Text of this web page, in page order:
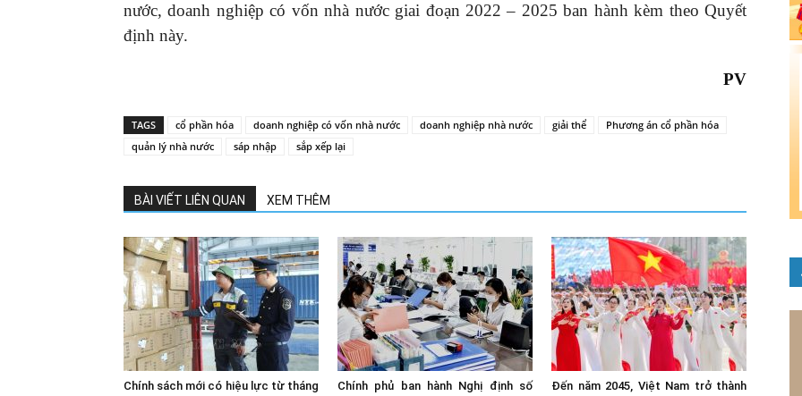
nước, doanh nghiệp có vốn nhà nước giai đoạn 2022 – 2025 ban hành kèm theo Quyết
định này.
PV
TAGS cổ phần hóa doanh nghiệp có vốn nhà nước doanh nghiệp nhà nước giải thể
Phương án cổ phần hóa
quản lý nhà nước
sáp nhập sắp xếp lại
BÀI VIẾT LIÊN QUAN XEM THÊM
Chính sách mới có hiệu lực từ tháng
Chính phủ ban hành Nghị định số
Đến năm 2045, Việt Nam trở thành